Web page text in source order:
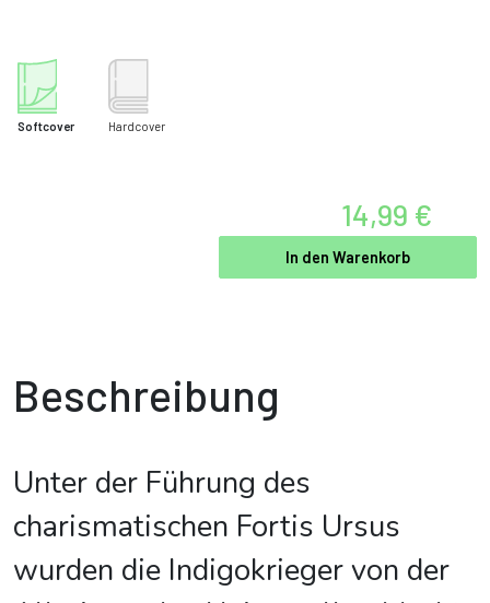
Softcover Hardcover
14,99 €
In den Warenkorb
Beschreibung
Unter der Führung des
charismatischen Fortis Ursus
wurden die Indigokrieger von der